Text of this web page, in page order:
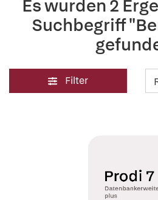
Es wurden 2
Suchbegriff
Filter